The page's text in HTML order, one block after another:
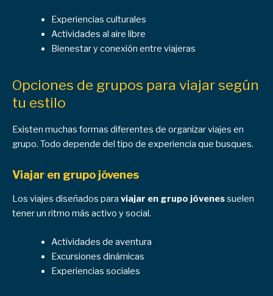
Experiencias culturales
Actividades al aire libre
Bienestar y conexión entre viajeras
Opciones de grupos para viajar según
tu estilo
Existen muchas formas diferentes de organizar viajes en
grupo. Todo depende del tipo de experiencia que busques.
Viajar en grupo jóvenes
Los viajes diseñados para viajar en grupo jóvenessuelen
tener un ritmo más activo y social.
Actividades de aventura
Excursiones dinámicas
Experiencias sociales